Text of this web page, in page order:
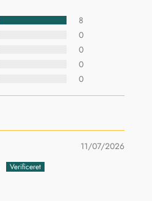
8
0
0
0
0
11/07/2026